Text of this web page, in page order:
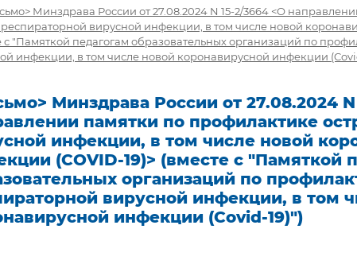
Минздрава России от 27.08.2024 N 15-2/3664 <О
вирусной инфекции, в том числе новой
с "Памяткой педагогам образовательных организаций по
инфекции, в том числе новой коронавирусной инфекции
Минздрава России от 27.08.2024
памятки по профилактике
инфекции, в том числе новой
(COVID-19)> (вместе с "Памяткой
организаций по
вирусной инфекции, в том
инфекции (Covid-19)")